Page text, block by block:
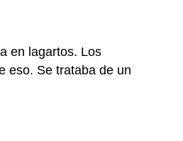
la
caída
en lagartos. Los
eso. Se trataba de un